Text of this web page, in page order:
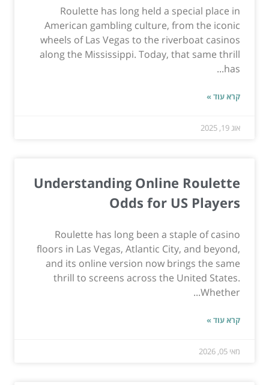
Roulette has long held a special place in
American gambling culture, from the iconic
wheels of Las Vegas to the riverboat casinos
along the Mississippi. Today, that same thrill
has...
קרא עוד »
אוג 19, 2025
Understanding Online Roulette
Odds for US Players
Roulette has long been a staple of casino
floors in Las Vegas, Atlantic City, and beyond,
and its online version now brings the same
thrill to screens across the United States.
Whether...
קרא עוד »
מאי 05, 2026